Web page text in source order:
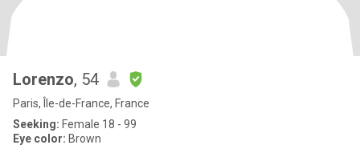
Lorenzo, 54
Paris, Île-de-France, France
Seeking: Female 18 - 99
Eye color: Brown